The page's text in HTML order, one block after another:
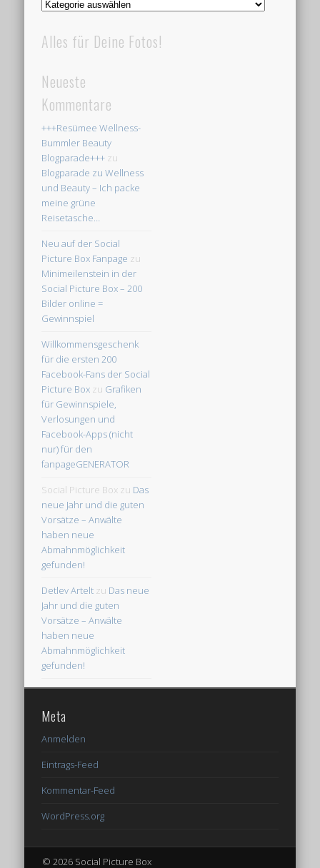
Kategorien
Alles für Deine Fotos!
Neueste
Kommentare
+++Resümee Wellness-
Bummler Beauty
Blogparade+++ zu
Blogparade zu Wellness
und Beauty – Ich packe
meine grüne
Reisetasche…
Neu auf der Social
Picture Box Fanpage zu
Minimeilenstein in der
Social Picture Box – 200
Bilder online =
Gewinnspiel
Willkommensgeschenk
für die ersten 200
Facebook-Fans der Social
Picture Box zu Grafiken
für Gewinnspiele,
Verlosungen und
Facebook-Apps (nicht
nur) für den
fanpageGENERATOR
Social Picture Box zu Das
neue Jahr und die guten
Vorsätze – Anwälte
haben neue
Abmahnmöglichkeit
gefunden!
Detlev Artelt zu Das neue
Jahr und die guten
Vorsätze – Anwälte
haben neue
Abmahnmöglichkeit
gefunden!
Meta
Anmelden
Eintrags-Feed
Kommentar-Feed
WordPress.org
© 2026 Social Picture Box